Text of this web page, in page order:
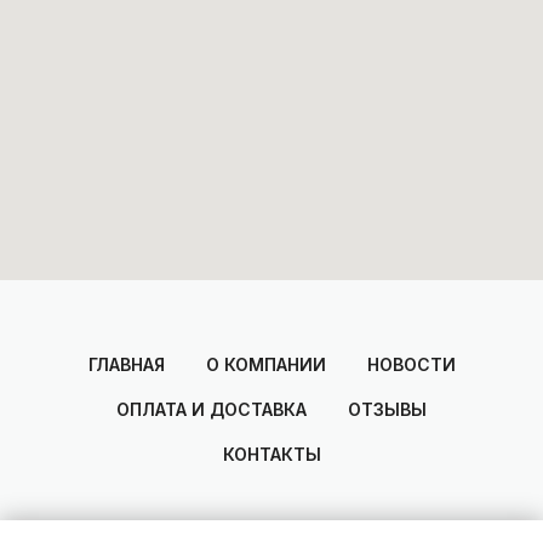
ГЛАВНАЯ О КОМПАНИИ НОВОСТИ
ОПЛАТА И ДОСТАВКА ОТЗЫВЫ
КОНТАКТЫ